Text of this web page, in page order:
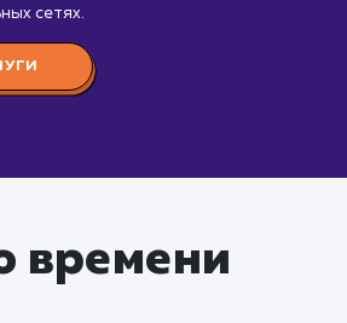
ведение групп в социальных сетях
стратегии продвижения
плана, публикацию
контента, взаимодействие с
и модерацию сообщества. Мы